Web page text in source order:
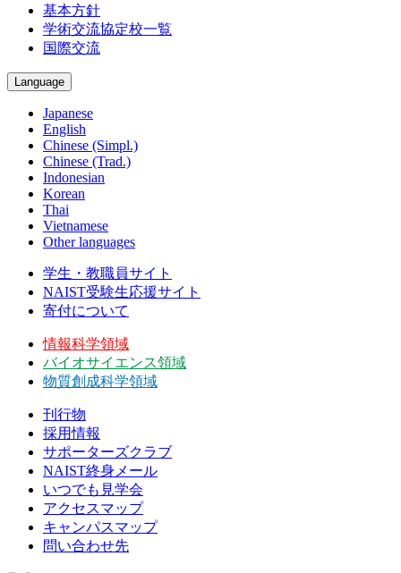
基本方針
学術交流協定校一覧
国際交流
Language
Japanese
English
Chinese (Simpl.)
Chinese (Trad.)
Indonesian
Korean
Thai
Vietnamese
Other languages
学生・教職員サイト
NAIST受験生応援サイト
寄付について
情報科学領域
バイオサイエンス領域
物質創成科学領域
刊行物
採用情報
サポーターズクラブ
NAIST終身メール
いつでも見学会
アクセスマップ
キャンパスマップ
問い合わせ先